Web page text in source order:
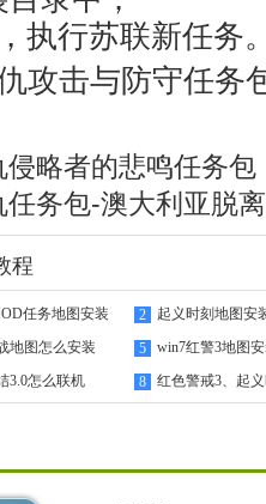
行苏联新任务
攻击与防守任务
侵略者的悲鸣任务包
任务包-澳大利亚脱
程
任务地图安装
2 起义时刻地图安
地图怎么安装 5 win7红警3地图
3.0怎么联机 8
红色警戒3、起